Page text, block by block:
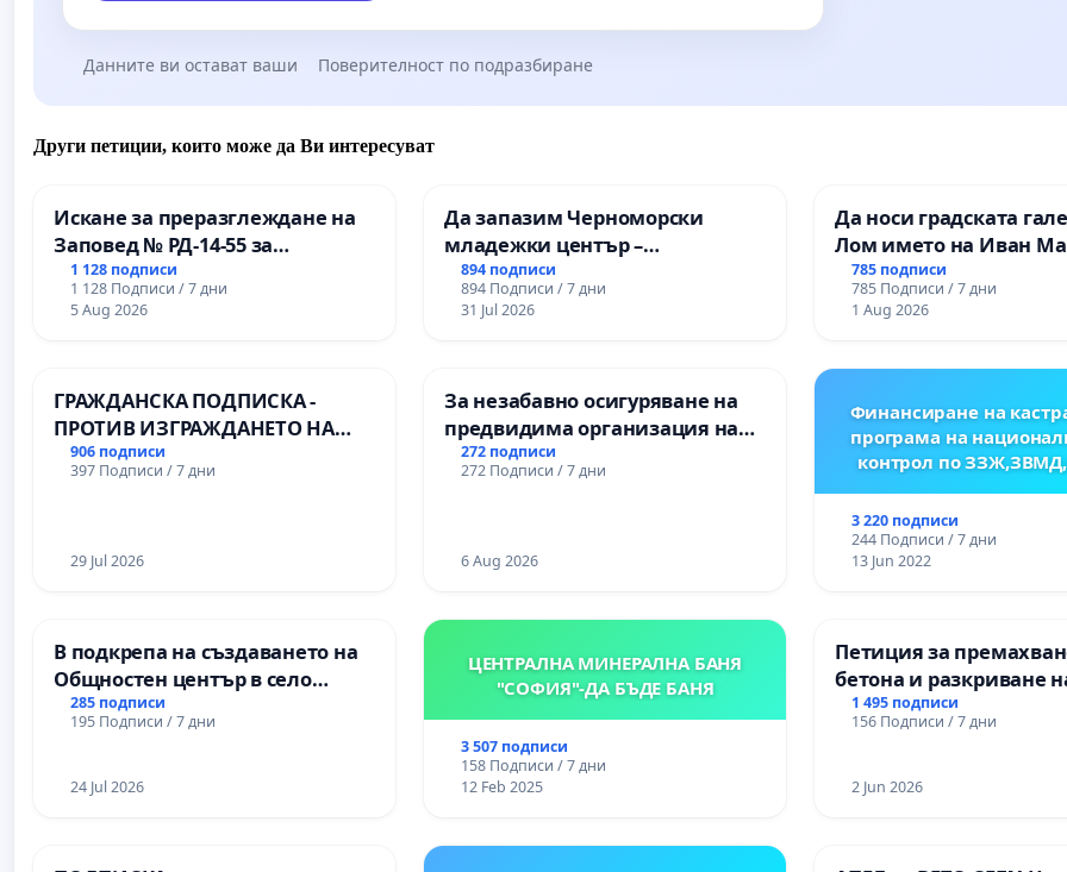
Данните ви остават ваши Поверителност по подразбиране
Други петиции, които може да Ви интересуват
Искане за преразглеждане на
Заповед № РД-14-55 за
вливането на
Професионалната гимназия по
промишлени технологии в
Пазарджик
1 128 подписи
1 128 Подписи / 7 дни
5 Aug 2026
Да запазим Черноморски
младежки център –
пространство за младите на
Варна
894 подписи
894 Подписи / 7 дни
31 Jul 2026
Да носи градската
Лом името на Иван
785 подписи
785 Подписи / 7 дни
1 Aug 2026
ГРАЖДАНСКА ПОДПИСКА -
ПРОТИВ ИЗГРАЖДАНЕТО НА
ВЪЖЕНА ЛИНИЯ (ЛИФТ) НА
ТЕРИТОРИЯТА НА ПРИРОДНА
(БУНАРДЖИК)
906 подписи
397 Подписи / 7 дни
29 Jul 2026
За незабавно осигуряване на
предвидима организация на
учебния процес и гарантиране
на правото на равнопоставено
Александър I“ и Хуманитарна
272 подписи
272 Подписи / 7 дни
6 Aug 2026
Финансиране на
програма на
контрол по
3 220 подписи
244 Подписи / 7 дни
13 Jun 2022
В подкрепа на създаването на
Общностен център в село
Църква
285 подписи
195 Подписи / 7 дни
24 Jul 2026
ЦЕНТРАЛНА МИНЕРАЛНА БАНЯ
"СОФИЯ"-ДА БЪДЕ БАНЯ
3 507 подписи
158 Подписи / 7 дни
12 Feb 2025
Петиция за
бетона и разкриване
античното сърце на
Могиланската
1 495 подписи
156 Подписи / 7 дни
2 Jun 2026